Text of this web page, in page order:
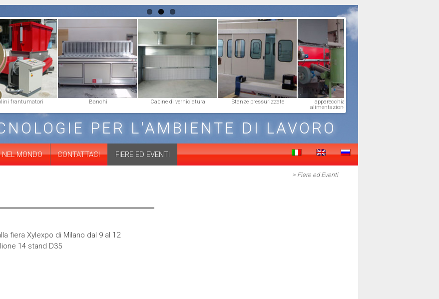
frantumatori Banchi Cabine di verniciatura Stanze pressurizzate
apparecchiature di
alimentazione caldaia
PER L'AMBIENTE DI LAVORO
NEL MONDO CONTATTACI FIERE ED EVENTI
> Fiere ed Eventi
fiera Xylexpo di Milano dal 9 al 12
14 stand D35